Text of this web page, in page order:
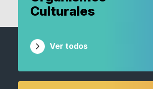
Culturales
Ver todos